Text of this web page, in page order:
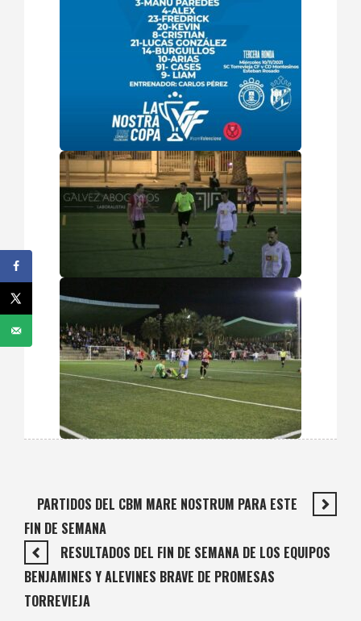
PARTIDOS DEL CBM MARE NOSTRUM PARA ESTE
FIN DE SEMANA
RESULTADOS DEL FIN DE SEMANA DE LOS EQUIPOS
BENJAMINES Y ALEVINES BRAVE DE PROMESAS
TORREVIEJA